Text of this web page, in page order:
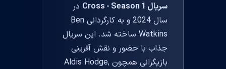
سریال Cross - Season 1
در
سال 2024 و به کارگردانی Ben
Watkins ساخته شد. این سریال
جذاب با حضور و نقش آفرینی
بازیگرانی همچون Aldis Hodge,